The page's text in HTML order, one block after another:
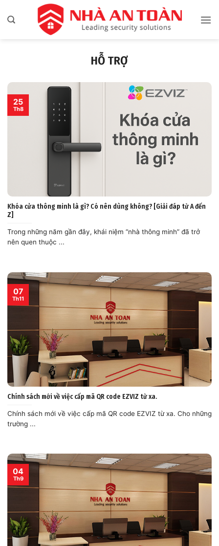
qua
HỖ TRỢ
Khóa cửa thông minh là gì? Có nên dùng không? [Giải đáp từ A đến
Z]
Trong những năm gần đây, khái niệm “nhà thông minh” đã trở
nên quen thuộc ...
25
Th8
Chính sách mới về việc cấp mã QR code EZVIZ từ xa.
Chính sách mới về việc cấp mã QR code EZVIZ từ xa. Cho những
trường ...
07
Th11
04
Th9